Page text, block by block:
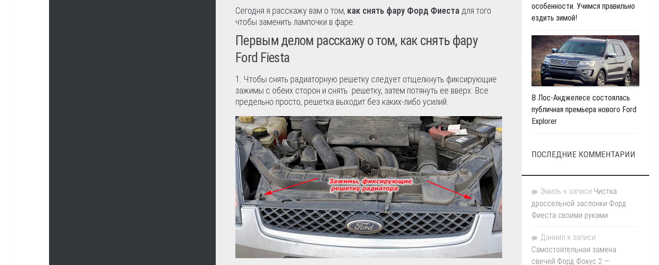
Сегодня я расскажу вам о том, как снять фару Форд Фиеста для того
чтобы заменить лампочки в фаре.
Первым делом расскажу о том, как снять фару
Ford Fiesta
1. Чтобы снять радиаторную решетку следует отщелкнуть фиксирующие
зажимы с обеих сторон и снять решетку, затем потянуть ее вверх. Все
предельно просто, решетка выходит без каких-либо усилий.
особенности. Учимся правильно
ездить зимой!
В Лос-Анджелесе состоялась
публичная премьера нового Ford
Explorer
ПОСЛЕДНИЕ КОММЕНТАРИИ
Эмиль к записи Чистка
дроссельной заслонки Форд
Фиеста своими руками
Даниил к записи
Самостоятельная замена
свечей Форд Фокус 2 —